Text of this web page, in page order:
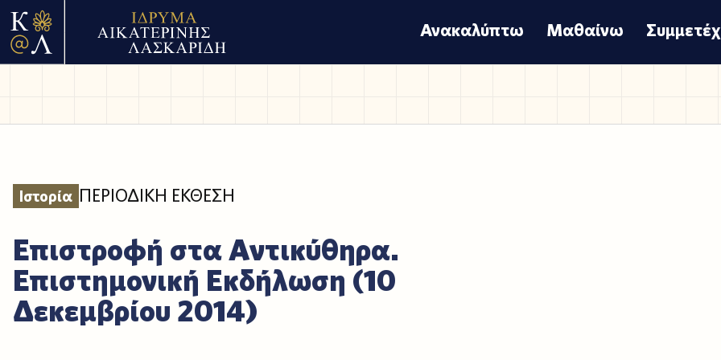
Ανακαλύπτω Μαθαίνω
Ιστορία ΠΕΡΙΟΔΙΚΗ ΕΚΘΕΣΗ
Επιστροφή στα Αντικύθηρα.
Επιστημονική Εκδήλωση (10
Δεκεμβρίου 2014)